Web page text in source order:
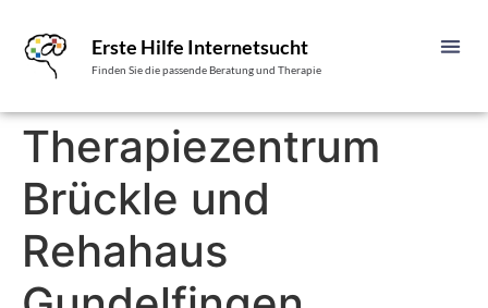
Erste Hilfe Internetsucht
Finden Sie die passende Beratung und Therapie
Therapiezentrum
Brückle und
Rehahaus